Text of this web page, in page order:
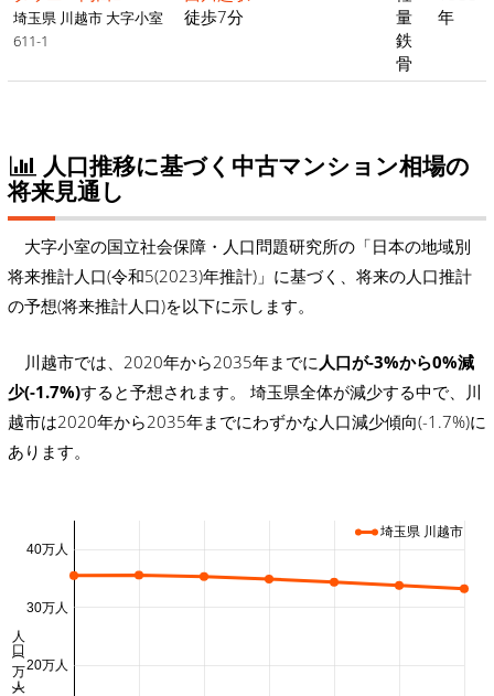
埼玉県 川越市 大字小室
611-1
徒歩7分
量
鉄
骨
年
人口推移に基づく中古マンション相場の
将来見通し
大字小室の国立社会保障・人口問題研究所の「日本の地域別
将来推計人口(令和5(2023)年推計)」に基づく、将来の人口推計
の予想(将来推計人口)を以下に示します。
川越市では、2020年から2035年までに 人口が-3%から0%減
少(-1.7%)すると予想されます。 埼玉県全体が減少する中で、川
越市は2020年から2035年までにわずかな人口減少傾向(-1.7%)に
あります。
20万人
30万人
40万人
人口 (万人)
埼玉県 川越市